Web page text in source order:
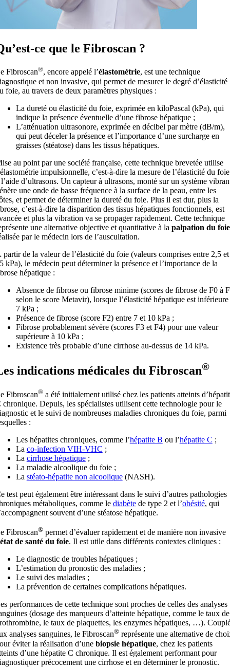
ce que le Fibroscan ?
Fibroscan®, encore appelé l’élastométrie, est une technique
et non invasive, qui permet de mesurer le degré d’élasticité
foie, au travers de deux paramètres physiques :
La dureté ou élasticité du foie, exprimée en kiloPascal (kPa), qui
indique la présence éventuelle d’une fibrose hépatique ;
L’atténuation ultrasonore, exprimée en décibel par mètre (dB/m),
qui peut déceler la présence et l’importance d’une surcharge en
graisses (stéatose) dans les tissus hépatiques.
au point par une société française, cette technique brevetée utilise
impulsionnelle, c’est-à-dire la mesure de l’élasticité du foie
d’ultrasons. Un capteur à ultrasons, monté sur un système
une onde de basse fréquence à la surface de la peau, entre les
et permet de déterminer la dureté du foie. Plus il est dur, plus la
c’est-à-dire la disparition des tissus hépatiques fonctionnels, est
et plus la vibration va se propager rapidement. Cette technique
une alternative objective et quantitative à la palpation du foie
par le médecin lors de l’auscultation.
partir de la valeur de l’élasticité du foie (valeurs comprises entre 2,5 et
kPa), le médecin peut déterminer la présence et l’importance de la
hépatique :
Absence de fibrose ou fibrose minime (scores de fibrose de F0 à
selon le score Metavir), lorsque l’élasticité hépatique est inférieure
7 kPa ;
Présence de fibrose (score F2) entre 7 et 10 kPa ;
Fibrose probablement sévère (scores F3 et F4) pour une valeur
supérieure à 10 kPa ;
Existence très probable d’une cirrhose au-dessus de 14 kPa.
indications médicales du Fibroscan®
Fibroscan®a été initialement utilisé chez les patients atteints
chronique. Depuis, les spécialistes utilisent cette technologie pour le
et le suivi de nombreuses maladies chroniques du foie, parmi
:
Les hépatites chroniques, comme l’hépatite B ou l’hépatite C ;
La co-infection VIH-VHC ;
La cirrhose hépatique;
La maladie alcoolique du foie ;
La stéato-hépatite non alcoolique(NASH).
test peut également être intéressant dans le suivi d’autres pathologies
métaboliques, comme le diabètede type 2 et l’obésité, qui
souvent d’une stéatose hépatique.
Fibroscan®permet d’évaluer rapidement et de manière non invasive
état de santé du foie. Il est utile dans différents contextes cliniques :
Le diagnostic de troubles hépatiques ;
L’estimation du pronostic des maladies ;
Le suivi des maladies ;
La prévention de certaines complications hépatiques.
performances de cette technique sont proches de celles des analyses
(dosage des marqueurs d’atteinte hépatique, comme le taux de
le taux de plaquettes, les enzymes hépatiques, …).
analyses sanguines, le Fibroscan®représente une alternative de
éviter la réalisation d’une biopsie hépatique, chez les patients
d’une hépatite C chronique. Il est également performant pour
précocement une cirrhose et en déterminer le pronostic.